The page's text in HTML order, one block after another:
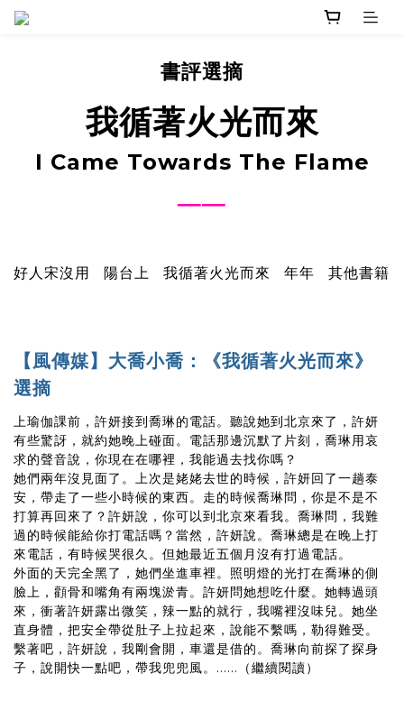
書評選摘
我循著火光而來
I Came Towards The Flame
──
好人宋沒用 陽台上 我循著火光而來 年年 其他書籍
【風傳媒】大喬小喬：《我循著火光而來》
選摘
上瑜伽課前，許妍接到喬琳的電話。聽說她到北京來了，許妍
有些驚訝，就約她晚上碰面。電話那邊沉默了片刻，喬琳用哀
求的聲音說，你現在在哪裡，我能過去找你嗎？
她們兩年沒見面了。上次是姥姥去世的時候，許妍回了一趟泰
安，帶走了一些小時候的東西。走的時候喬琳問，你是不是不
打算再回來了？許妍說，你可以到北京來看我。喬琳問，我難
過的時候能給你打電話嗎？當然，許妍說。喬琳總是在晚上打
來電話，有時候哭很久。但她最近五個月沒有打過電話。
外面的天完全黑了，她們坐進車裡。照明燈的光打在喬琳的側
臉上，顴骨和嘴角有兩塊淤青。許妍問她想吃什麼。她轉過頭
來，衝著許妍露出微笑，辣一點的就行，我嘴裡沒味兒。她坐
直身體，把安全帶從肚子上拉起來，說能不繫嗎，勒得難受。
繫著吧，許妍說，我剛會開，車還是借的。喬琳向前探了探身
子，說開快一點吧，帶我兜兜風。......（繼續閱讀）